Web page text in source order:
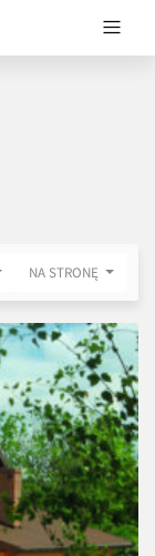
NA STRONĘ